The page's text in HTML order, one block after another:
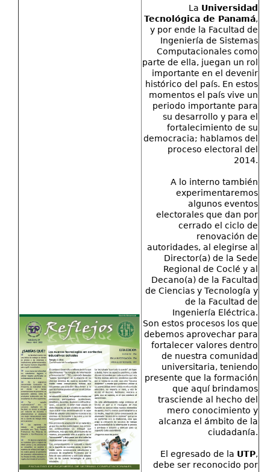
La Universidad
Tecnológica de Panamá,
y por ende la Facultad de
Ingeniería de Sistemas
Computacionales como
parte de ella, juegan un rol
importante en el devenir
histórico del país. En estos
momentos el país vive un
periodo importante para
su desarrollo y para el
fortalecimiento de su
democracia; hablamos del
proceso electoral del
2014.
A lo interno también
experimentaremos
algunos eventos
electorales que dan por
cerrado el ciclo de
renovación de
autoridades, al elegirse al
Director(a) de la Sede
Regional de Coclé y al
Decano(a) de la Facultad
de Ciencias y Tecnología y
de la Facultad de
Ingeniería Eléctrica.
Son estos procesos los que
debemos aprovechar para
fortalecer valores dentro
de nuestra comunidad
universitaria, teniendo
presente que la formación
que aquí brindamos
trasciende al hecho del
mero conocimiento y
alcanza el ámbito de la
ciudadanía.
El egresado de la UTP,
debe ser reconocido por